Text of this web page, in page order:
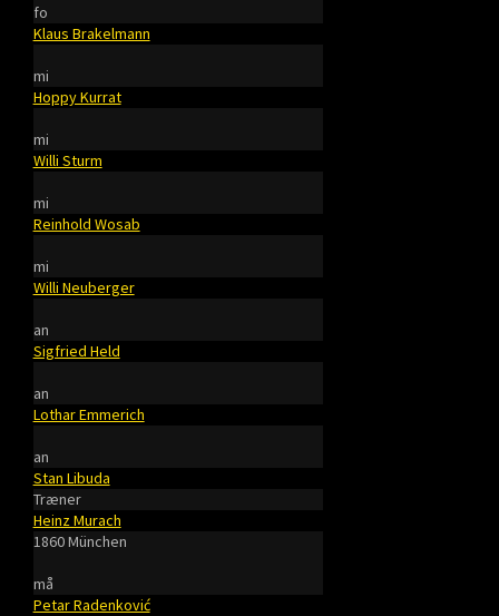
fo
Klaus Brakelmann
mi
Hoppy Kurrat
mi
Willi Sturm
mi
Reinhold Wosab
mi
Willi Neuberger
an
Sigfried Held
an
Lothar Emmerich
an
Stan Libuda
Træner
Heinz Murach
1860 München
må
Petar Radenković